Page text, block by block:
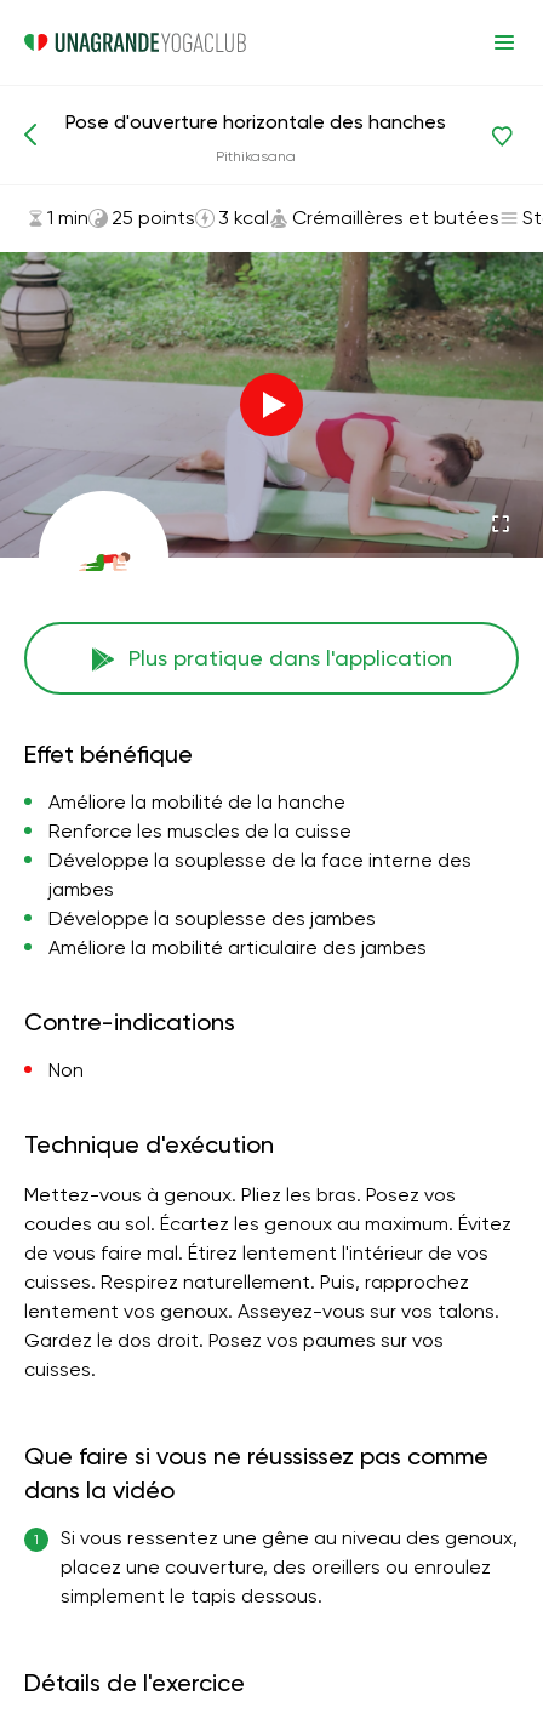
Asanas et exercices Crémaillères et butées
Pose d'ouverture horizontale des hanches
Pithikasana
1 min 25 points 3 kcal Crémaillères et butées
Plus pratique dans l'application
Effet bénéfique
Améliore la mobilité de la hanche
Renforce les muscles de la cuisse
Développe la souplesse de la face interne des
jambes
Développe la souplesse des jambes
Améliore la mobilité articulaire des jambes
Contre-indications
Non
Technique d'exécution
Mettez-vous à genoux. Pliez les bras. Posez vos
coudes au sol. Écartez les genoux au maximum. Évitez
de vous faire mal. Étirez lentement l'intérieur de vos
cuisses. Respirez naturellement. Puis, rapprochez
lentement vos genoux. Asseyez-vous sur vos talons.
Gardez le dos droit. Posez vos paumes sur vos
cuisses.
Que faire si vous ne réussissez pas comme
dans la vidéo
1
Si vous ressentez une gêne au niveau des genoux,
placez une couverture, des oreillers ou enroulez
simplement le tapis dessous.
Détails de l'exercice